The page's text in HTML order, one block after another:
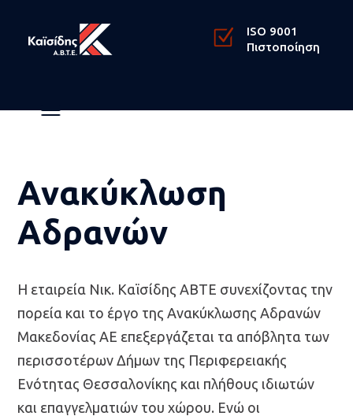
ISO 9001
Πιστοποίηση
Ανακύκλωση
Αδρανών
Η εταιρεία Νικ. Καϊσίδης ΑΒΤΕ συνεχίζοντας την
πορεία και το έργο της Ανακύκλωσης Αδρανών
Μακεδονίας ΑΕ επεξεργάζεται τα απόβλητα των
περισσοτέρων Δήμων της Περιφερειακής
Ενότητας Θεσσαλονίκης και πλήθους ιδιωτών
και επαγγελματιών του χώρου. Ενώ οι